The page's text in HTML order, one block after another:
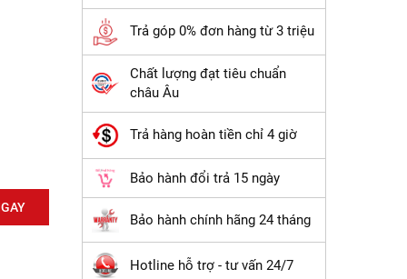
Trả góp 0% đơn hàng từ 3 triệu
Chất lượng đạt tiêu chuẩn
châu Âu
Trả hàng hoàn tiền chỉ 4 giờ
Bảo hành đổi trả 15 ngày
Bảo hành chính hãng 24 tháng
Hotline hỗ trợ - tư vấn 24/7